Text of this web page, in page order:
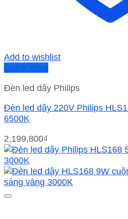
Add to wishlist
Quick View
Đèn led dây Philips
Đèn led dây 220V Philips
6500K
2,199,800₫